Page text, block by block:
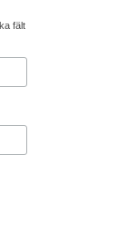
fält